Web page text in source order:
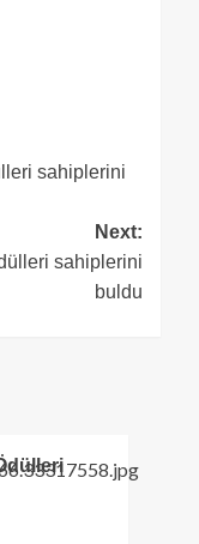
sahiplerini
Next:
sahiplerini
buldu